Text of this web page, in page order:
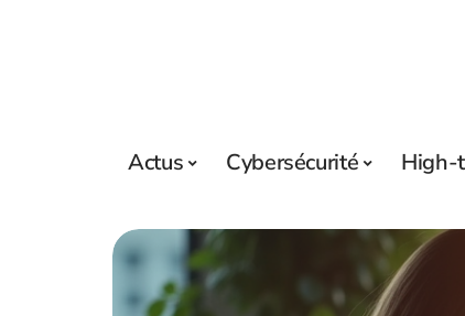
Actus Cybersécurité High-